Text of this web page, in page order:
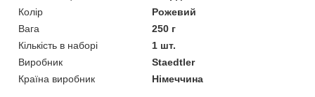
Колір
Рожевий
Вага
250 г
Кількість в наборі
1 шт.
Виробник
Staedtler
Країна виробник
Німеччина